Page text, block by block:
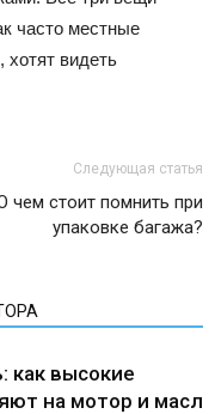
часто местные
хотят видеть
Следующая статья
чем стоит помнить при
упаковке багажа?
как высокие
на мотор и масло